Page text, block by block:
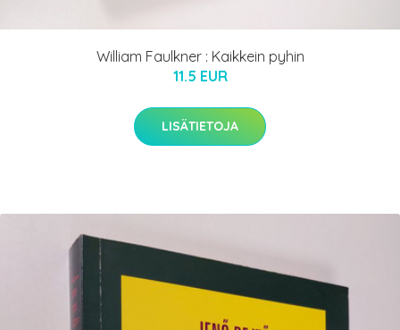
William Faulkner : Kaikkein pyhin
11.5 EUR
LISÄTIETOJA